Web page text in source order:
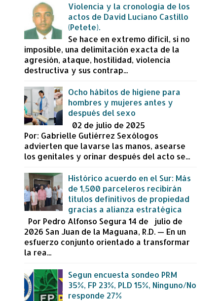
Violencia y la cronología de los
actos de David Luciano Castillo
(Petete).
Se hace en extremo difícil, si no
imposible, una delimitación exacta de la
agresión, ataque, hostilidad, violencia
destructiva y sus contrap...
Ocho hábitos de higiene para
hombres y mujeres antes y
después del sexo
02 de julio de 2025
Por: Gabrielle Gutiérrez Sexólogos
advierten que lavarse las manos, asearse
los genitales y orinar después del acto se...
Histórico acuerdo en el Sur: Más
de 1,500 parceleros recibirán
títulos definitivos de propiedad
gracias a alianza estratégica
Por Pedro Alfonso Segura 14 de julio de
2026 San Juan de la Maguana, R.D. — En un
esfuerzo conjunto orientado a transformar
la rea...
Segun encuesta sondeo PRM
35%, FP 23%, PLD 15%, Ninguno/No
responde 27%